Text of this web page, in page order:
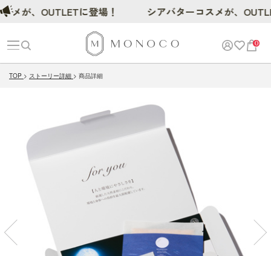
0
TOP ストーリー詳細 商品詳細
、OUTLETに登場！ シアバターコスメが、OUTLET